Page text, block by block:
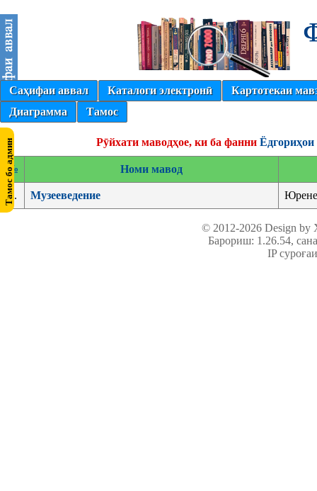
Саҳифаи аввал Каталоги электронӣ
Картотекаи
Диаграмма
Тамос
Рӯйхати маводҳое, ки ба фанни Ёдгориҳои
№ Номи мавод
1. Музееведение
© 2012-2026 Design
Барориш: 1.26.54,
IP